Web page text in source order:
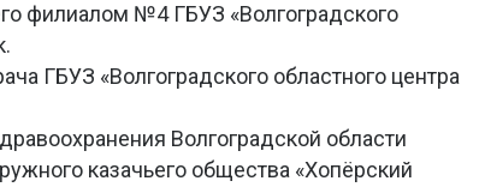
филиалом №4 ГБУЗ «Волгоградского
ГБУЗ «Волгоградского областного центра
Волгоградской области
казачьего общества «Хопёрский